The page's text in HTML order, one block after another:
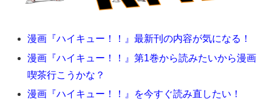
漫画『ハイキュー！！』最新刊の内容が気になる！
漫画『ハイキュー！！』第1巻から読みたいから漫画
喫茶行こうかな？
漫画『ハイキュー！！』を今すぐ読み直したい！